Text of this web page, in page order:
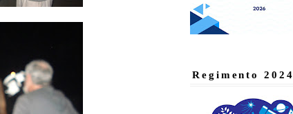
Regimento 2024